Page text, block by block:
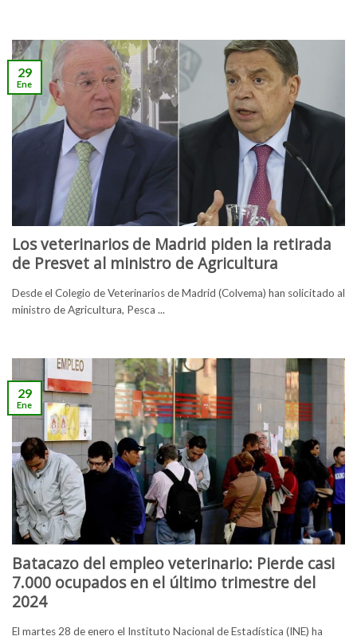
Los veterinarios de Madrid piden la retirada
de Presvet al ministro de Agricultura
Desde el Colegio de Veterinarios de Madrid (Colvema) han solicitado al
ministro de Agricultura, Pesca ...
29
Ene
Batacazo del empleo veterinario: Pierde casi
7.000 ocupados en el último trimestre del
2024
El martes 28 de enero el Instituto Nacional de Estadística (INE) ha
29
Ene